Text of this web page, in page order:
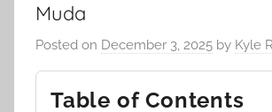
Muda
Posted on December 3, 2025 by Kyle
Table of Contents